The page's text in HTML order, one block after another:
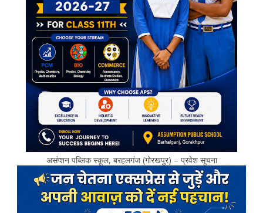
असंप्शन पब्लिक स्कूल, बरहलगंज (गोरखपुर) – प्रवेश सूचना